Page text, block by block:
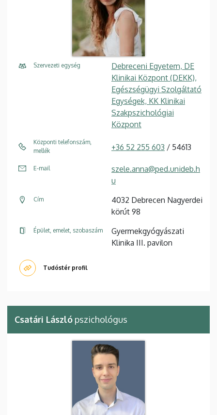
Szervezeti egység
Debreceni Egyetem, DE
Klinikai Központ (DEKK),
Egészségügyi Szolgáltató
Egységek, KK Klinikai
Szakpszichológiai
Központ
Központi telefonszám,
mellék
+36 52 255 603 / 54613
E-mail
szele.anna@ped.unideb.h
u
Cím
4032 Debrecen Nagyerdei
körút 98
Épület, emelet, szobaszám
Gyermekgyógyászati
Klinika III. pavilon
Tudóstér profil
Csatári László pszichológus